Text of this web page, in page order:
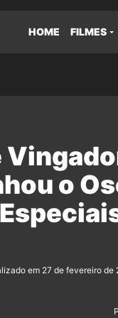
HOME FILMES
o
em 27 de fevereiro de